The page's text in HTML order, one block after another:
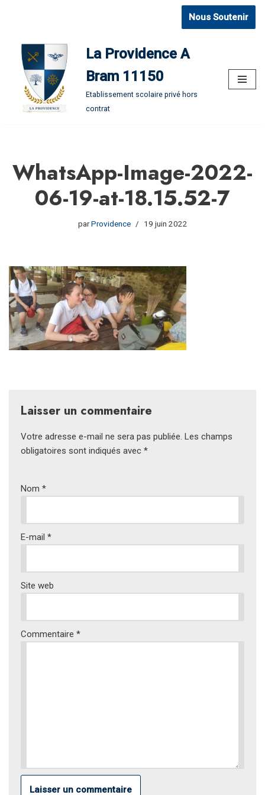
contenu
Nous Soutenir
La Providence A
Bram 11150
Etablissement scolaire privé hors
contrat
WhatsApp-Image-2022-
06-19-at-18.15.52-7
parProvidence 19 juin 2022
Laisser un commentaire
Votre adresse e-mail ne sera pas publiée. Les champs
obligatoires sont indiqués avec *
Nom *
E-mail *
Site web
Commentaire *